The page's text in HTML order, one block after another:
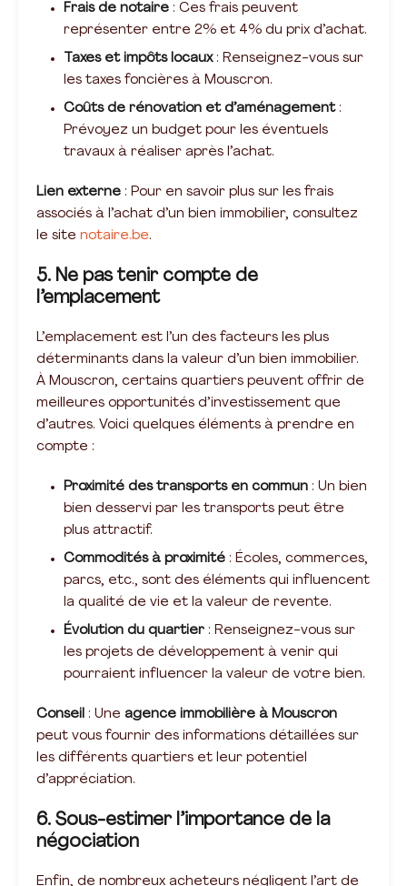
Frais de notaire : Ces frais peuvent
représenter entre 2% et 4% du prix d’achat.
Taxes et impôts locaux: Renseignez-vous sur
les taxes foncières à Mouscron.
Coûts de rénovation et d’aménagement:
Prévoyez un budget pour les éventuels
travaux à réaliser après l’achat.
Lien externe : Pour en savoir plus sur les frais
associés à l’achat d’un bien immobilier, consultez
le site notaire.be.
5. Ne pas tenir compte de
l’emplacement
L’emplacement est l’un des facteurs les plus
déterminants dans la valeur d’un bien immobilier.
À Mouscron, certains quartiers peuvent offrir de
meilleures opportunités d’investissement que
d’autres. Voici quelques éléments à prendre en
compte :
Proximité des transports en commun : Un bien
bien desservi par les transports peut être
plus attractif.
Commodités à proximité : Écoles, commerces,
parcs, etc., sont des éléments qui influencent
la qualité de vie et la valeur de revente.
Évolution du quartier : Renseignez-vous sur
les projets de développement à venir qui
pourraient influencer la valeur de votre bien.
Conseil : Une agence immobilière à Mouscron
peut vous fournir des informations détaillées sur
les différents quartiers et leur potentiel
d’appréciation.
6. Sous-estimer l’importance de la
négociation
Enfin, de nombreux acheteurs négligent l’art de